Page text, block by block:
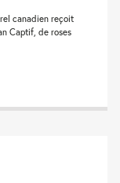
canadien reçoit
Captif, de roses